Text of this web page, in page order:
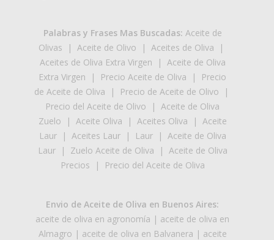
Palabras y Frases Mas Buscadas: Aceite de
Olivas | Aceite de Olivo | Aceites de Oliva |
Aceites de Oliva Extra Virgen | Aceite de Oliva
Extra Virgen | Precio Aceite de Oliva |
Precio
de Aceite de Oliva | Precio de Aceite de Olivo |
Precio del Aceite de Olivo | Aceite de Oliva
Zuelo | Aceite Oliva | Aceites Oliva | Aceite
Laur| Aceites Laur| Laur| Aceite de Oliva
Laur| Zuelo Aceite de Oliva | Aceite de Oliva
Precios | Precio del Aceite de Oliva
Envio de Aceite de Oliva en Buenos Aires:
aceite de oliva en agronomía | aceite de oliva en
Almagro | aceite de oliva en Balvanera | aceite